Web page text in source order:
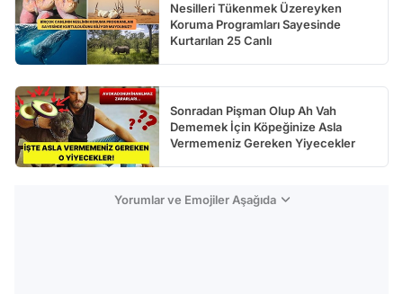
Nesilleri Tükenmek Üzereyken
Koruma Programları Sayesinde
Kurtarılan 25 Canlı
Sonradan Pişman Olup Ah Vah
Dememek İçin Köpeğinize Asla
Vermemeniz Gereken Yiyecekler
Yorumlar ve Emojiler Aşağıda